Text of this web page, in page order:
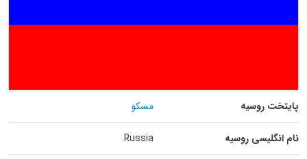
پایتخت روسیه مسکو
نام انگلیسی روسیه Russia